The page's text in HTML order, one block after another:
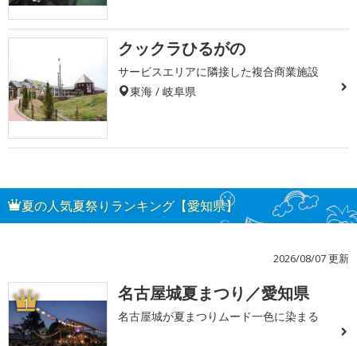
クックラひるがの
サービスエリアに隣接した複合商業施設
東海 / 岐阜県
夏の人気夏祭りランキング【愛知県】
2026/08/07 更新
1 名古屋城夏まつり／愛知県
名古屋城が夏まつりムード一色に染まる